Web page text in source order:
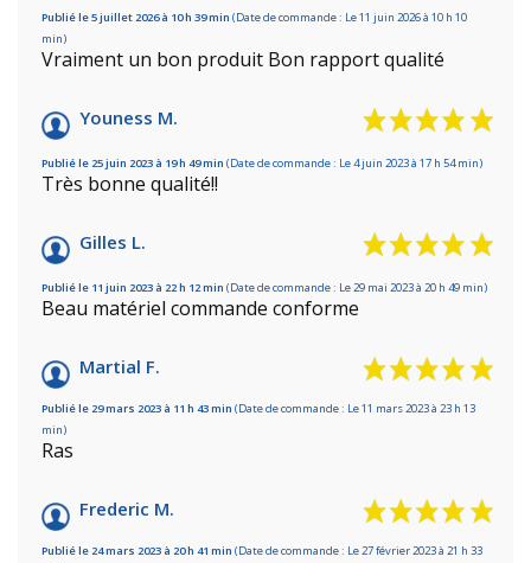
Publié le 5 juillet 2026 à 10 h 39 min (Date de commande : Le 11 juin 2026 à 10 h 10
min)
Vraiment un bon produit Bon rapport qualité
Youness M.
Publié le 25 juin 2023 à 19 h 49 min (Date de commande : Le 4 juin 2023 à 17 h 54 min)
Très bonne qualité!!
Gilles L.
Publié le 11 juin 2023 à 22 h 12 min (Date de commande : Le 29 mai 2023 à 20 h 49 min)
Beau matériel commande conforme
Martial F.
Publié le 29 mars 2023 à 11 h 43 min (Date de commande : Le 11 mars 2023 à 23 h 13
min)
Ras
Frederic M.
Publié le 24 mars 2023 à 20 h 41 min (Date de commande : Le 27 février 2023 à 21 h 33